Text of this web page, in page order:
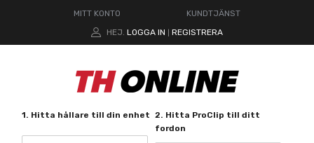
MITT KONTO
KUNDTJÄNST
HEJ. LOGGA IN REGISTRERA
1. Hitta hållare till din enhet 2. Hitta ProClip till ditt
fordon